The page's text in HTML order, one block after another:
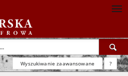
Wyszukiwanie zaawansowane ?